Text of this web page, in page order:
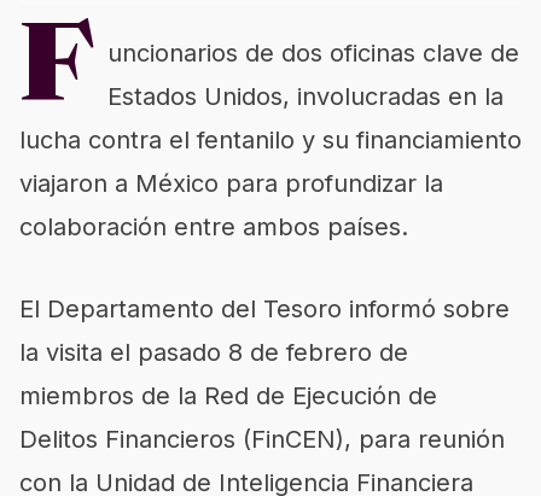
F uncionarios de dos oficinas clave de
Estados Unidos, involucradas en la
lucha contra el fentanilo y su financiamiento
viajaron a México para profundizar la
colaboración entre ambos países.
El Departamento del Tesoro informó sobre
la visita el pasado 8 de febrero de
miembros de la Red de Ejecución de
Delitos Financieros (FinCEN), para reunión
con la Unidad de Inteligencia Financiera